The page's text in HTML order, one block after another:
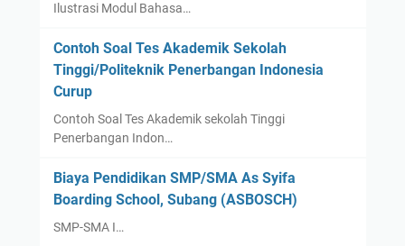
i
e
r
a
i
d
i
Ilustrasi Modul Bahasa…
Contoh Soal Tes Akademik Sekolah
Tinggi/Politeknik Penerbangan Indonesia
Curup
Contoh Soal Tes Akademik sekolah Tinggi
Penerbangan Indon…
Biaya Pendidikan SMP/SMA As Syifa
Boarding School, Subang (ASBOSCH)
SMP-SMA I…